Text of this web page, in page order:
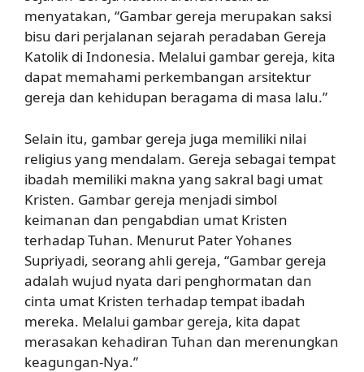
menyatakan, “Gambar gereja merupakan saksi
bisu dari perjalanan sejarah peradaban Gereja
Katolik di Indonesia. Melalui gambar gereja, kita
dapat memahami perkembangan arsitektur
gereja dan kehidupan beragama di masa lalu.”
Selain itu, gambar gereja juga memiliki nilai
religius yang mendalam. Gereja sebagai tempat
ibadah memiliki makna yang sakral bagi umat
Kristen. Gambar gereja menjadi simbol
keimanan dan pengabdian umat Kristen
terhadap Tuhan. Menurut Pater Yohanes
Supriyadi, seorang ahli gereja, “Gambar gereja
adalah wujud nyata dari penghormatan dan
cinta umat Kristen terhadap tempat ibadah
mereka. Melalui gambar gereja, kita dapat
merasakan kehadiran Tuhan dan merenungkan
keagungan-Nya.”